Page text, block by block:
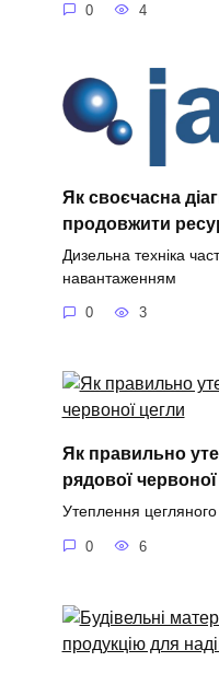
0 4
Як своєчасна
продовжити
Дизельна техніка
навантаженням
0 3
Як правильно
рядової
Утеплення цегляного
0 6